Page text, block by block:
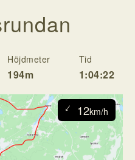
Höjdmeter
194m
Tid
1:04:22
12km/h
↓